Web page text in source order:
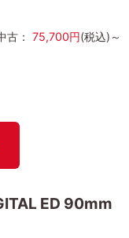
古： 75,700円(税込)～
ED 90mm